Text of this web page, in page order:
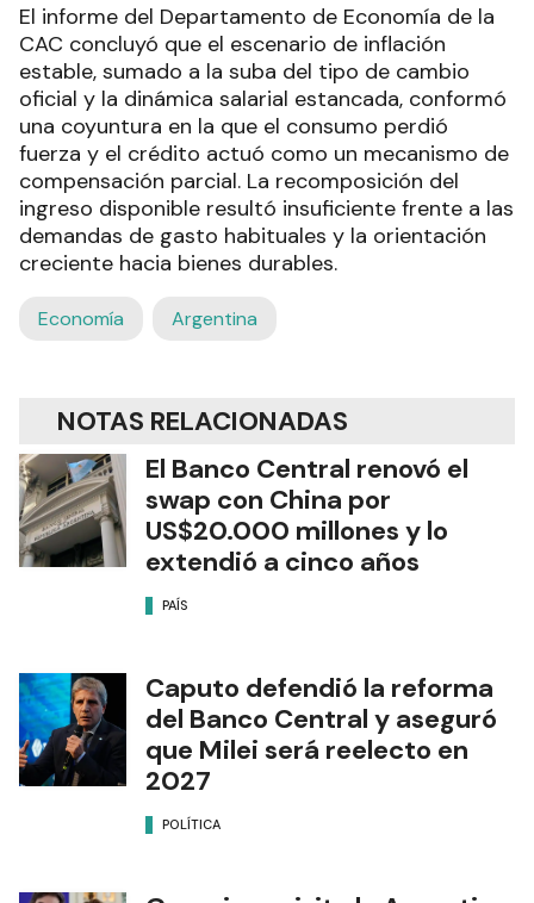
El informe del Departamento de Economía de la
CAC concluyó que el escenario de inflación
estable, sumado a la suba del tipo de cambio
oficial y la dinámica salarial estancada, conformó
una coyuntura en la que el consumo perdió
fuerza y el crédito actuó como un mecanismo de
compensación parcial. La recomposición del
ingreso disponible resultó insuficiente frente a las
demandas de gasto habituales y la orientación
creciente hacia bienes durables.
Economía Argentina
NOTAS RELACIONADAS
El Banco Central renovó el
swap con China por
US$20.000 millones y lo
extendió a cinco años
PAÍS
Caputo defendió la reforma
del Banco Central y aseguró
que Milei será reelecto en
2027
POLÍTICA